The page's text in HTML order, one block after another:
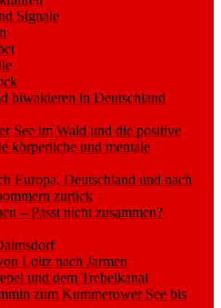
Signale
biwakieren in Deutschland
See im Wald und die positive
körperliche und mentale
Europa, Deutschland und nach
zurück
– Passt nicht zusammen?
Loitz nach Jarmen
und dem Trebelkanal
zum Kummerower See bis